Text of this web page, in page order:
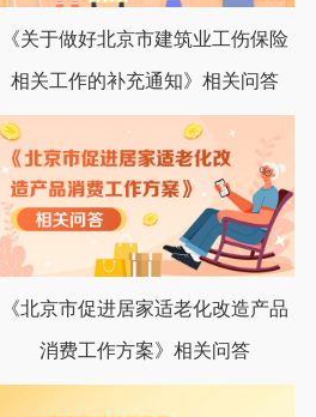
《关于做好北京市建筑业工伤保险
相关工作的补充通知》相关问答
《北京市促进居家适老化改造产品
消费工作方案》相关问答